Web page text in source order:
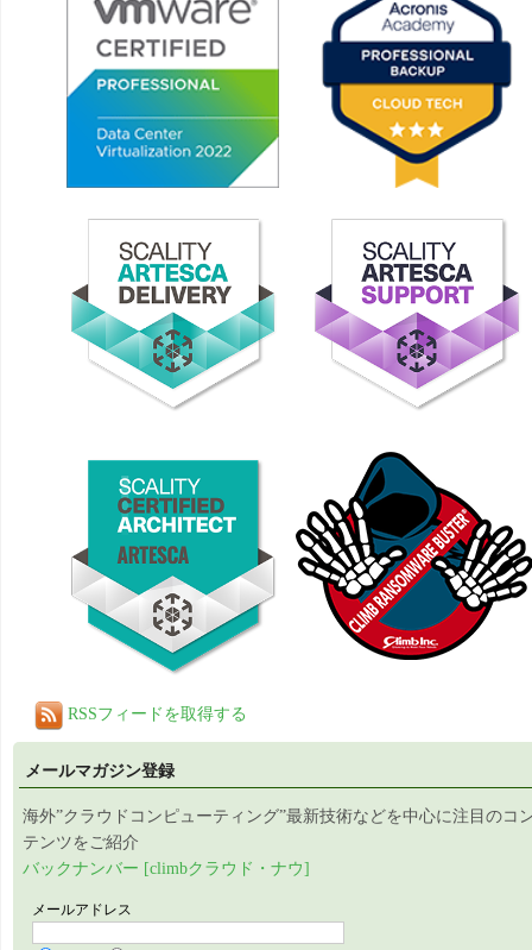
RSSフィードを取得する
メールマガジン登録
海外”クラウドコンピューティング”最新技術などを中心に注目のコ
テンツをご紹介
バックナンバー [climbクラウド・ナウ]